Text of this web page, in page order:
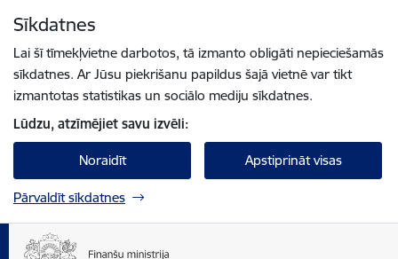
Sīkdatnes
Lai šī tīmekļvietne darbotos, tā izmanto obligāti nepieciešamās
sīkdatnes. Ar Jūsu piekrišanu papildus šajā vietnē var tikt
izmantotas statistikas un sociālo mediju sīkdatnes.
Lūdzu, atzīmējiet savu izvēli:
Noraidīt Apstiprināt visas
Pārvaldīt sīkdatnes